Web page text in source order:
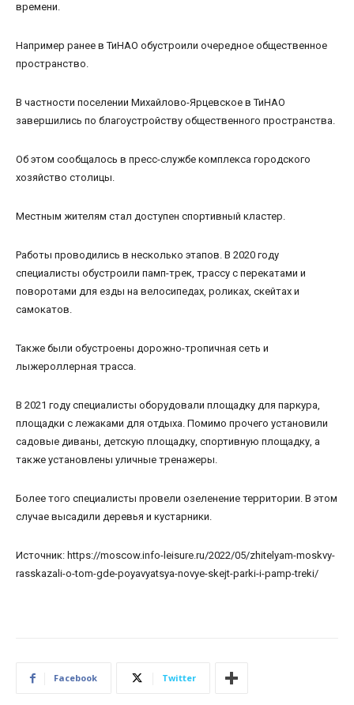
времени.
Например ранее в ТиНАО обустроили очередное общественное
пространство.
В частности поселении Михайлово-Ярцевское в ТиНАО
завершились по благоустройству общественного пространства.
Об этом сообщалось в пресс-службе комплекса городского
хозяйство столицы.
Местным жителям стал доступен спортивный кластер.
Работы проводились в несколько этапов. В 2020 году
специалисты обустроили памп-трек, трассу с перекатами и
поворотами для езды на велосипедах, роликах, скейтах и
самокатов.
Также были обустроены дорожно-тропичная сеть и
лыжероллерная трасса.
В 2021 году специалисты оборудовали площадку для паркура,
площадки с лежаками для отдыха. Помимо прочего установили
садовые диваны, детскую площадку, спортивную площадку, а
также установлены уличные тренажеры.
Более того специалисты провели озеленение территории. В этом
случае высадили деревья и кустарники.
Источник: https://moscow.info-leisure.ru/2022/05/zhitelyam-moskvy-
rasskazali-o-tom-gde-poyavyatsya-novye-skejt-parki-i-pamp-treki/
Facebook Twitter